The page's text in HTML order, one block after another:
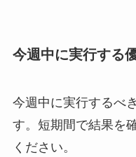
今週中に実行する
今週中に実行するべ
す。短期間で結果を
ください。